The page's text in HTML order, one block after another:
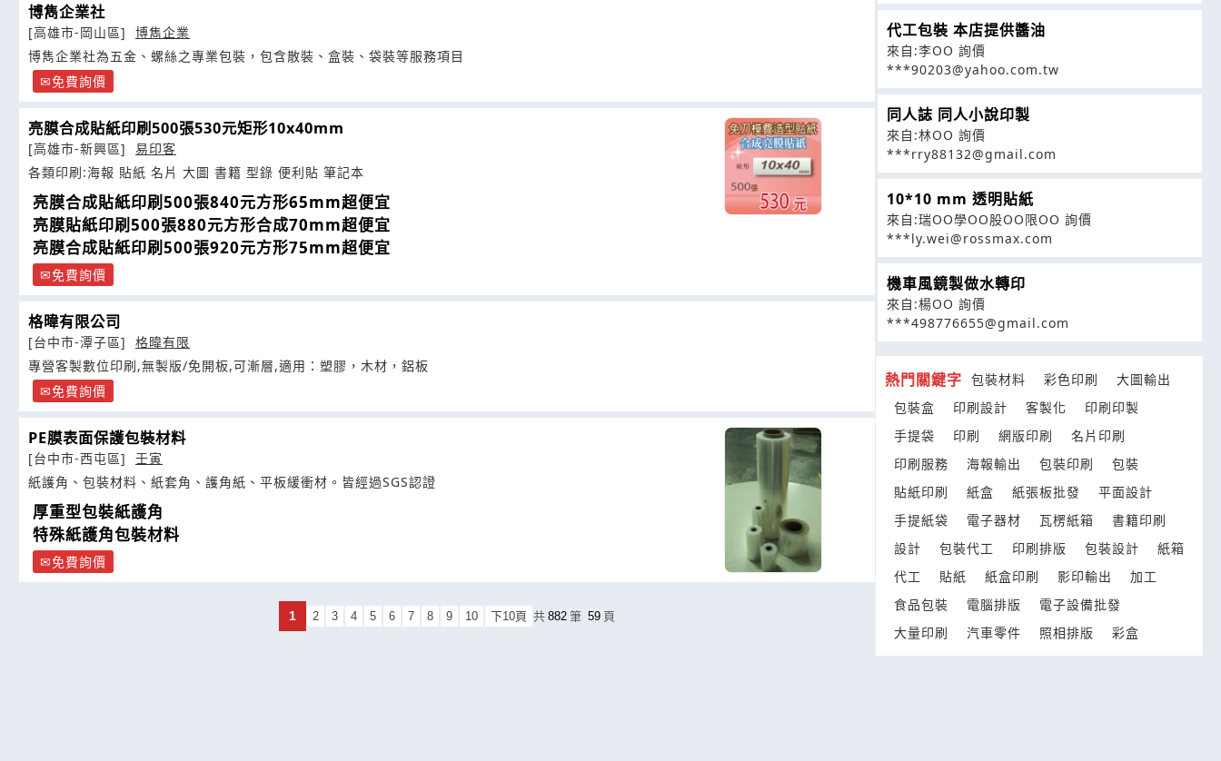
博雋企業社
[高雄市-岡山區]
博雋企業
博雋企業社為五金、螺絲之專業包裝，包含散裝、盒裝、袋裝等服務項目
免費詢價
亮膜合成貼紙印刷500張530元矩形10x40mm
[高雄市-新興區]
易印客
各類印刷:海報 貼紙 名片 大圖 書籍 型錄 便利貼 筆記本
亮膜合成貼紙印刷500張840元方形65mm超便宜
亮膜貼紙印刷500張880元方形合成70mm超便宜
亮膜合成貼紙印刷500張920元方形75mm超便宜
免費詢價
格暐有限公司
[台中市-潭子區]
格暐有限
專營客製數位印刷,無製版/免開板,可漸層,適用：塑膠，木材，鋁板
免費詢價
PE膜表面保護包裝材料
[台中市-西屯區]
壬寅
紙護角、包裝材料、紙套角、護角紙、平板緩衝材。皆經過SGS認證
厚重型包裝紙護角
特殊紙護角包裝材料
免費詢價
1 2 3 4 5 6 7 8 9 10 下10頁 共 882 筆 59 頁
代工包裝 本店提供醬油
來自:李OO 詢價
***90203@yahoo.com.tw
同人誌 同人小說印製
來自:林OO 詢價
***rry88132@gmail.com
10*10 mm 透明貼紙
來自:瑞OO學OO股OO限OO 詢價
***ly.wei@rossmax.com
機車風鏡製做水轉印
來自:楊OO 詢價
***498776655@gmail.com
熱門關鍵字 包裝材料 彩色印刷
大圖輸出
包裝盒
印刷設計 客製化
印刷印製
手提袋
印刷 網版印刷
名片印刷
印刷服務
海報輸出 包裝印刷
包裝
貼紙印刷
紙盒 紙張板批發
平面設計
手提紙袋
電子器材 瓦楞紙箱
書籍印刷
設計
包裝代工 印刷排版 包裝設計
紙箱
代工
貼紙 紙盒印刷 影印輸出
加工
食品包裝
電腦排版
電子設備批發
大量印刷
汽車零件 照相排版 彩盒